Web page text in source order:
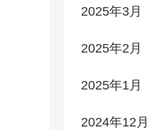
2025年3月
2025年2月
2025年1月
2024年12月